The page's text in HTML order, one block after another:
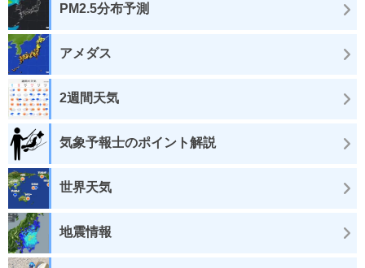
PM2.5分布予測
アメダス
2週間天気
気象予報士のポイント解説
世界天気
地震情報